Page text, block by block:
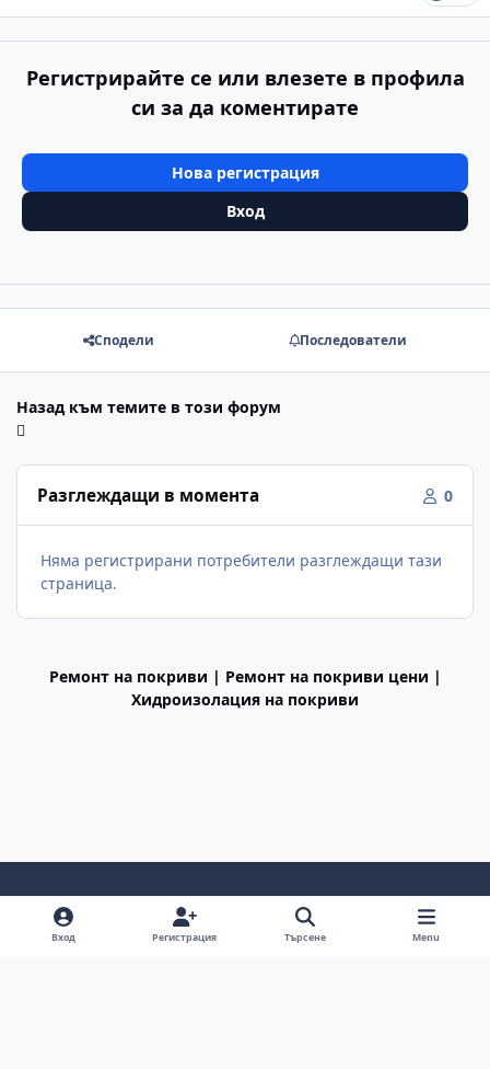
Регистрирайте се или влезете в профила
си за да коментирате
Нова регистрация
Вход
Сподели Последователи
Назад към темите в този форум
Разглеждащи в момента 0
Няма регистрирани потребители разглеждащи тази
страница.
Ремонт на покриви | Ремонт на покриви цени |
Хидроизолация на покриви
Light ModeDark ModeSystem Preference
f
Вход Регистрация Търсене Menu